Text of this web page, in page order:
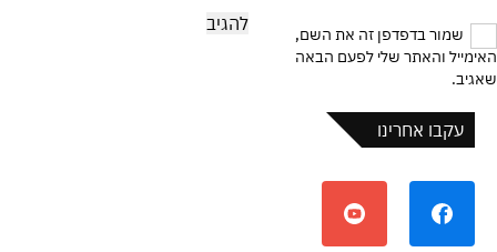
שמור בדפדפן זה את השם,
האימייל והאתר שלי לפעם הבאה
שאגיב.
עקבו אחרינו